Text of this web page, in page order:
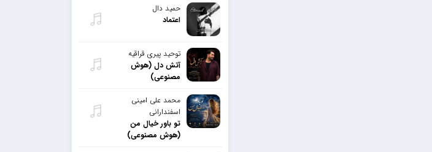
حمید دال
اعتماد
توحید پیری قراقیه
آتش دل (هوش
مصنوعی)
محمد علی امینی
اسفندارانی
تو باور خیال من
(هوش مصنوعی)